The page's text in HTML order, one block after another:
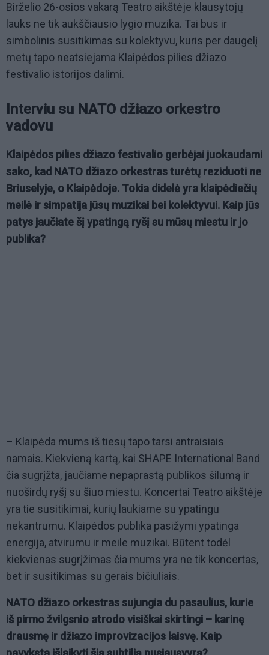
Birželio 26-osios vakarą Teatro aikštėje klausytojų
lauks ne tik aukščiausio lygio muzika. Tai bus ir
simbolinis susitikimas su kolektyvu, kuris per daugelį
metų tapo neatsiejama Klaipėdos pilies džiazo
festivalio istorijos dalimi.
Interviu su NATO džiazo orkestro
vadovu
Klaipėdos pilies džiazo festivalio gerbėjai juokaudami
sako, kad NATO džiazo orkestras turėtų reziduoti ne
Briuselyje, o Klaipėdoje. Tokia didelė yra klaipėdiečių
meilė ir simpatija jūsų muzikai bei kolektyvui. Kaip jūs
patys jaučiate šį ypatingą ryšį su mūsų miestu ir jo
publika?
– Klaipėda mums iš tiesų tapo tarsi antraisiais
namais. Kiekvieną kartą, kai SHAPE International Band
čia sugrįžta, jaučiame nepaprastą publikos šilumą ir
nuoširdų ryšį su šiuo miestu. Koncertai Teatro aikštėje
yra tie susitikimai, kurių laukiame su ypatingu
nekantrumu. Klaipėdos publika pasižymi ypatinga
energija, atvirumu ir meile muzikai. Būtent todėl
kiekvienas sugrįžimas čia mums yra ne tik koncertas,
bet ir susitikimas su gerais bičiuliais.
NATO džiazo orkestras sujungia du pasaulius, kurie
iš pirmo žvilgsnio atrodo visiškai skirtingi – karinę
drausmę ir džiazo improvizacijos laisvę. Kaip